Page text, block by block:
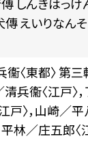
しんきはっけ
えいりなん
〈東都〉 第
兵衞〈江戸〉
〉，山崎／平八
林／庄五郎〈